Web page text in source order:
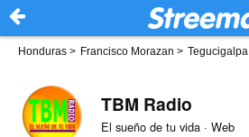
Honduras > Francisco Morazan > Tegucigalpa
TBM Radio
El sueño de tu vida · Web